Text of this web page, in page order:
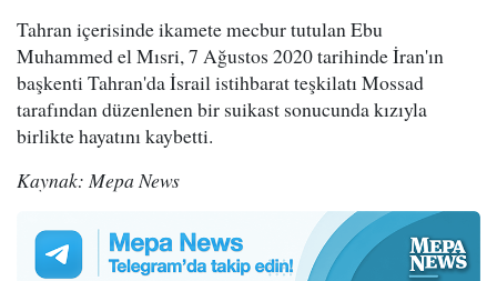
Tahran içerisinde ikamete mecbur tutulan Ebu
Muhammed el Mısri, 7 Ağustos 2020 tarihinde İran'ın
başkenti Tahran'da İsrail istihbarat teşkilatı Mossad
tarafından düzenlenen bir suikast sonucunda kızıyla
birlikte hayatını kaybetti.
Kaynak: Mepa News